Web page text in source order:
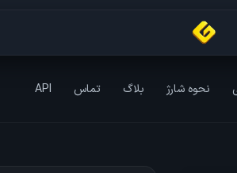
نحوه شارژ بلاگ تماس API